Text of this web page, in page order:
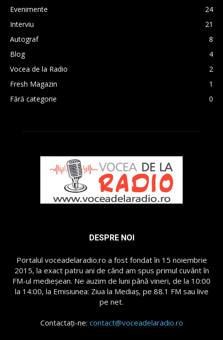
Evenimente
24
Interviu
21
Autograf
8
Blog
4
Vocea de la Radio
2
Fresh Magazin
1
Fără categorie
0
DESPRE NOI
Portalul voceadelaradio.ro a fost fondat în 15 noiembrie
2015, la exact patru ani de când am spus primul cuvânt în
FM-ul medieșean. Ne auzim de luni până vineri, de la 10:00
la 14:00, la Emisiunea: Ziua la Mediaș, pe 88.1 FM sau live
pe net.
Contactați-ne: contact@voceadelaradio.ro